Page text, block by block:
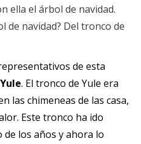
ella el árbol de navidad.
de navidad? Del tronco de
de esta
. El tronco de Yule era
las chimeneas de las casa,
Este tronco ha ido
de los años y ahora lo